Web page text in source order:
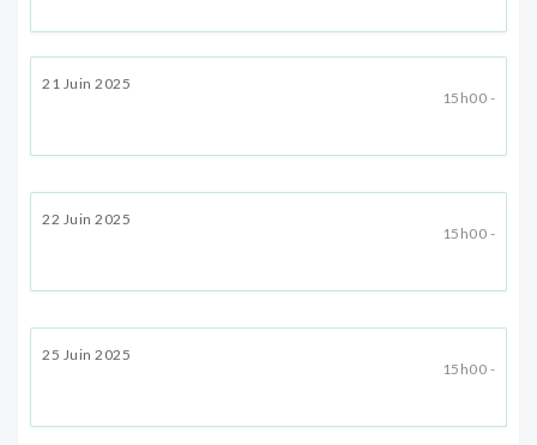
21 Juin 2025
15h00 -
22 Juin 2025
15h00 -
25 Juin 2025
15h00 -